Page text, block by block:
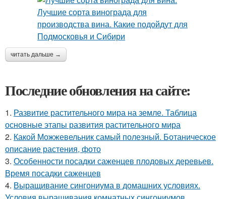
читать дальше →
Последние обновления на сайте:
1. Развитие растительного мира на земле. Таблица
основные этапы развития растительного мира
2. Какой Можжевельник самый полезный. Ботаническое
описание растения, фото
3. Особенности посадки саженцев плодовых деревьев.
Время посадки саженцев
4. Выращивание сингониума в домашних условиях.